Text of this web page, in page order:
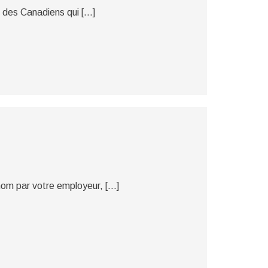
Canadiens qui […]
par votre employeur, […]